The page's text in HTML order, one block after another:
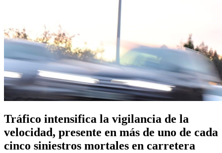
Tráfico intensifica la vigilancia de la
velocidad, presente en más de uno de cada
cinco siniestros mortales en carretera